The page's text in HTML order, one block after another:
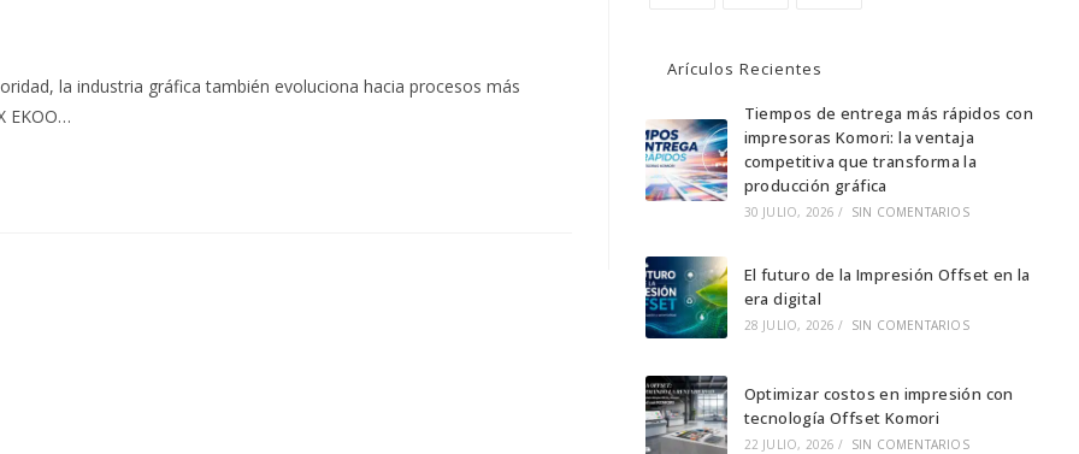
la industria gráfica también evoluciona hacia procesos más
EKOO…
una
nueva
pestaña
una
nueva
pestaña
una
nueva
pestaña
Arículos Recientes
Tiempos de entrega más rápidos con
impresoras Komori: la ventaja
competitiva que transforma la
producción gráfica
30 JULIO, 2026 / SIN COMENTARIOS
El futuro de la Impresión Offset en la
era digital
28 JULIO, 2026 / SIN COMENTARIOS
Optimizar costos en impresión con
tecnología Offset Komori
22 JULIO, 2026 / SIN COMENTARIOS